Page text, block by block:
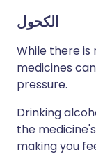
الكحول
While there
medicines
pressure.
Drinking
the
making you